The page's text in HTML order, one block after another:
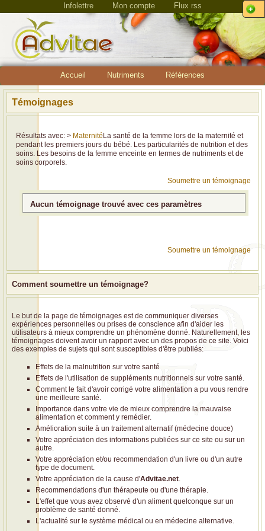
Infolettre Mon compte Flux rss
Accueil Nutriments Références
Témoignages
Résultats avec: > Maternité La santé de la femme lors de la maternité et
pendant les premiers jours du bébé. Les particularités de nutrition et des
soins. Les besoins de la femme enceinte en termes de nutriments et de
soins corporels.
Soumettre un témoignage
Aucun témoignage trouvé avec ces paramètres
Soumettre un témoignage
Comment soumettre un témoignage?
Le but de la page de témoignages est de communiquer diverses
expériences personnelles ou prises de conscience afin d'aider les
utilisateurs à mieux comprendre un phénomène donné. Naturellement, les
témoignages doivent avoir un rapport avec un des propos de ce site. Voici
des exemples de sujets qui sont susceptibles d'être publiés:
Effets de la malnutrition sur votre santé
Effets de l'utilisation de suppléments nutritionnels sur votre santé.
Comment le fait d'avoir corrigé votre alimentation a pu vous rendre
une meilleure santé.
Importance dans votre vie de mieux comprendre la mauvaise
alimentation et comment y remédier.
Amélioration suite à un traitement alternatif (médecine douce)
Votre appréciation des informations publiées sur ce site ou sur un
autre.
Votre appréciation et/ou recommendation d'un livre ou d'un autre
type de document.
Votre appréciation de la cause d'Advitae.net
Recommendations d'un thérapeute ou d'une thérapie.
L'effet que vous avez observé d'un aliment quelconque sur un
problème de santé donné.
L'actualité sur le système médical ou en médecine alternative.